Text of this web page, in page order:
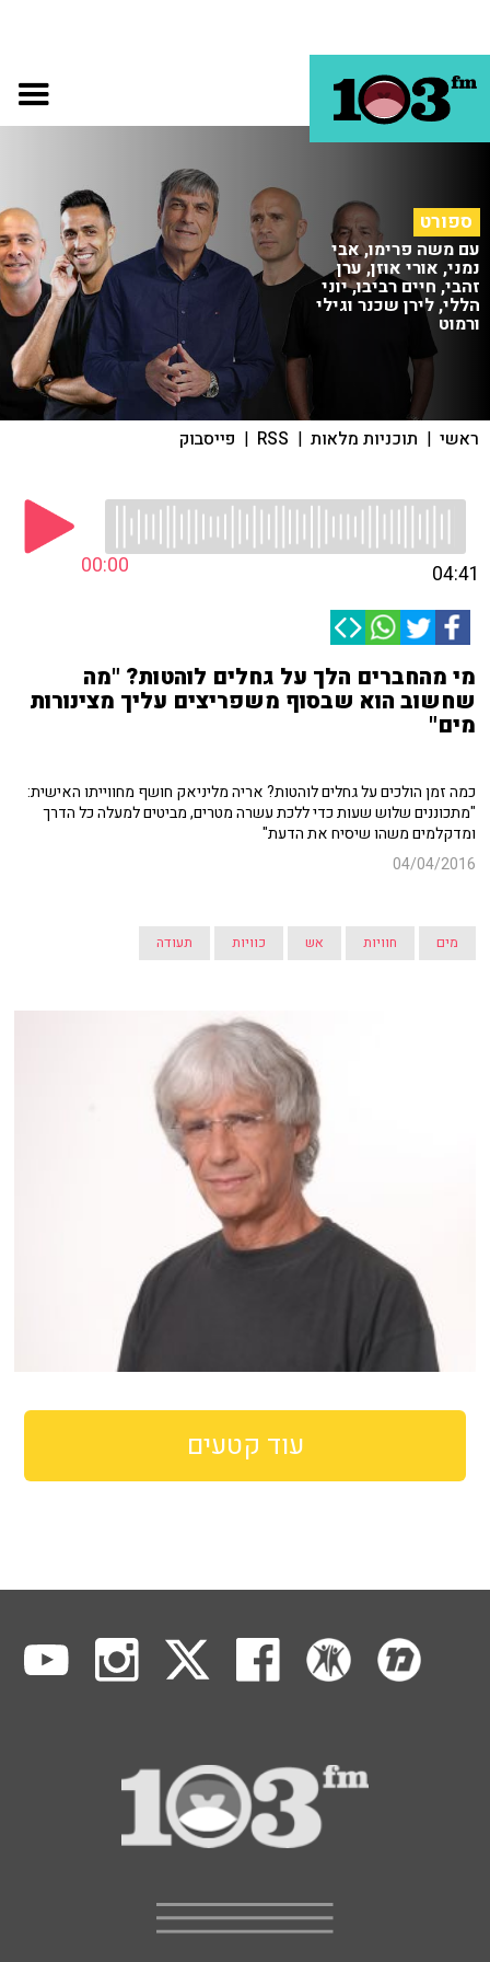
ספורט
עם משה פרימו, אבי
נמני, אורי אוזן, ערן
זהבי, חיים רביבו, יוני
הללי, לירן שכנר וגילי
ורמוט
ראשי | תוכניות מלאות |
RSS
| פייסבוק
00:00 04:41
מי מהחברים הלך על גחלים לוהטות? "מה
שחשוב הוא שבסוף משפריצים עליך מצינורות
מים"
כמה זמן הולכים על גחלים לוהטות? אריה מליניאק חושף מחווייתו האישית:
"מתכוננים שלוש שעות כדי ללכת עשרה מטרים, מביטים למעלה כל הדרך
ומדקלמים משהו שיסיח את הדעת"
04/04/2016
מים חוויות אש כוויות תעודה
עוד קטעים